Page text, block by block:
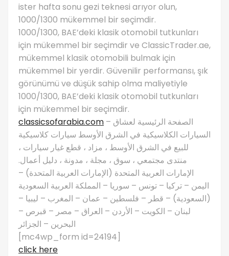
ister hafta sonu gezi teknesi arıyor olun,
1000/1300 mükemmel bir seçimdir.
1000/1300, BAE’deki klasik otomobil tutkunları
için mükemmel bir seçimdir ve ClassicTrader.ae,
mükemmel klasik otomobili bulmak için
mükemmel bir yerdir. Güvenilir performansı, şık
görünümü ve düşük sahip olma maliyetiyle
1000/1300, BAE’deki klasik otomobil tutkunları
için mükemmel bir seçimdir.
classicsofarabia.com – الصفحة الرئيسية لعشاق
السيارات الكلاسيكية في الشرق الأوسط سيارات كلاسيكية
للبيع في الشرق الأوسط ، مزاد ، قطع غيار سيارات ،
منتدى مجتمعي ، سوق ، مجلة ، مدونة ، دليل أعمال.
الإمارات العربية المتحدة (الإمارات العربية المتحدة) –
اليمن – تركيا – تونس – سوريا – المملكة العربية السعودية
(السعودية) – قطر – فلسطين – عمان – المغرب – ليبيا –
لبنان – الكويت – الأردن – العراق – مصر – قبرص –
البحرين – الجزائر
[mc4wp_form id=24194]
click here